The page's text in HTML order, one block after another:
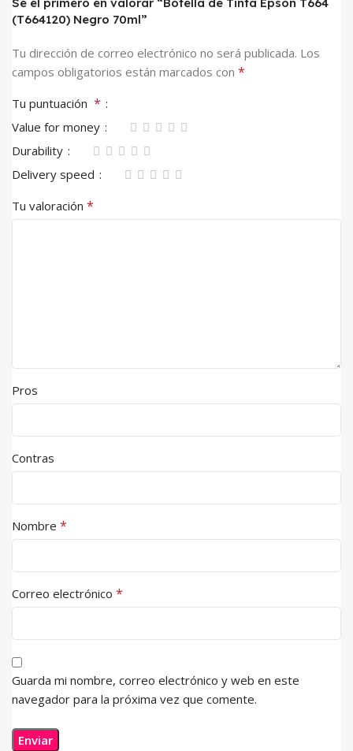
(T664120) Negro 70ml”
Tu dirección de correo electrónico no será publicada. Los
campos obligatorios están marcados con *
Tu puntuación *
Value for money
Durability
Delivery speed
Tu valoración *
Pros
Contras
Nombre *
Correo electrónico *
Guarda mi nombre, correo electrónico y web en este
navegador para la próxima vez que comente.